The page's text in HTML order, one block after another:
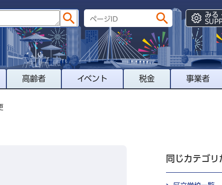
みる
高齢者 イベント 税金 事業者
同じカテゴリ